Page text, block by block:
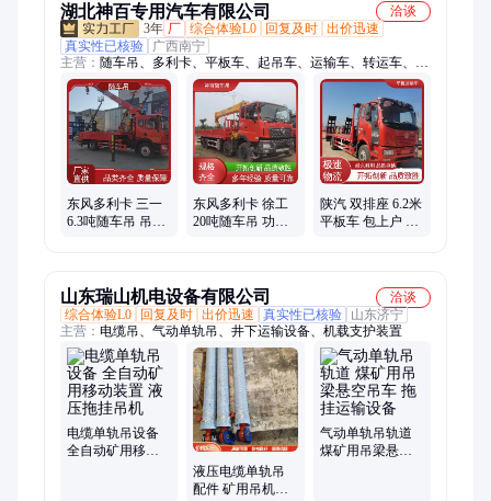
湖北神百专用汽车有限公司
洽谈
3年 厂 综合体验L0 回复及时 出价迅速
真实性已核验
广西南宁
主营： 随车吊、多利卡、平板车、起吊车、运输车、转运车、平
板拖车、道路清障车
东风多利卡 三一
6.3吨随车吊 吊机
东风多利卡 徐工
20吨随车吊 功能
陕汽 双排座 6.2米
平板车 包上户 售
山东瑞山机电设备有限公司
洽谈
综合体验L0
回复及时 出价迅速 真实性已核验
山东济宁
主营： 电缆吊、气动单轨吊、井下运输设备、机载支护装置
电缆单轨吊设备
全自动矿用移动
液压电缆单轨吊
配件 矿用吊机头
气动单轨吊轨道
煤矿用吊梁悬空